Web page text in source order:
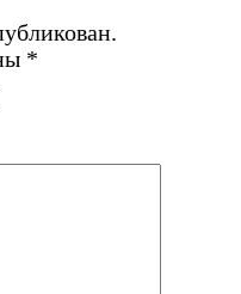
*